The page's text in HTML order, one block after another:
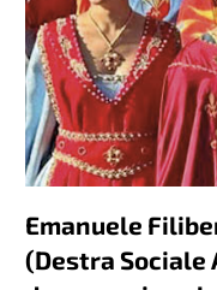
Emanuele
(Destra Sociale